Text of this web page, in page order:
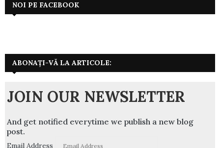
NOI PE FACEBOOK
ABONAȚI-VĂ LA ARTICOLE:
JOIN OUR NEWSLETTER
And get notified everytime we publish a new blog
post.
Email Address